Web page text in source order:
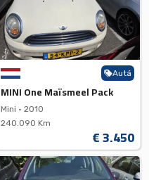
Autá
MINI One Maïsmeel Pack
Mini • 2010
240.090 Km
€ 3.450